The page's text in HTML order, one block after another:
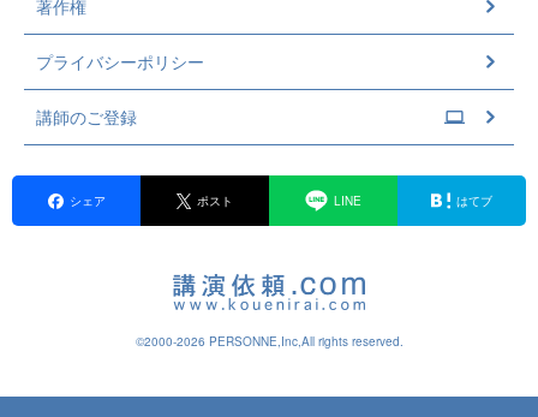
著作権
プライバシーポリシー
講師のご登録
シェア ポスト LINE はてブ
©2000-2026 PERSONNE,Inc,All rights reserved.